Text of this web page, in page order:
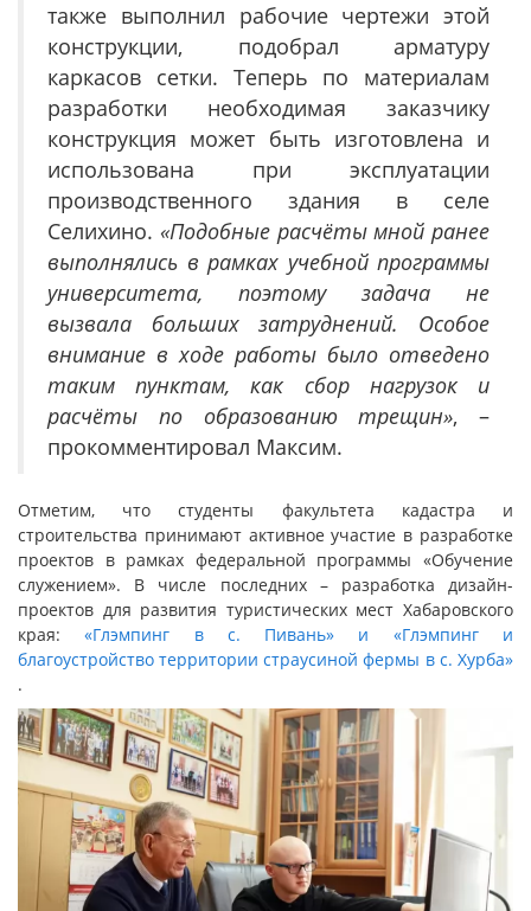
также выполнил рабочие чертежи этой
конструкции, подобрал арматуру
каркасов сетки. Теперь по материалам
разработки необходимая заказчику
конструкция может быть изготовлена и
использована при эксплуатации
производственного здания в селе
Селихино. «Подобные расчёты мной ранее
выполнялись в рамках учебной программы
университета, поэтому задача не
вызвала больших затруднений. Особое
внимание в ходе работы было отведено
таким пунктам, как сбор нагрузок и
расчёты по образованию трещин», –
прокомментировал Максим.
Отметим, что студенты факультета кадастра и
строительства принимают активное участие в разработке
проектов в рамках федеральной программы «Обучение
служением». В числе последних – разработка дизайн-
проектов для развития туристических мест Хабаровского
края:«Глэмпинг в с. Пивань» и «Глэмпинг и
благоустройство территории страусиной фермы в с. Хурба»
.